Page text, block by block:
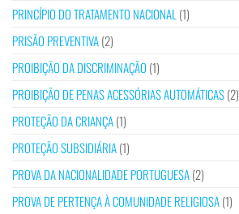
PRINCÍPIO DO TRATAMENTO NACIONAL (1)
PRISÃO PREVENTIVA(2)
PROIBIÇÃO DA DISCRIMINAÇÃO (1)
PROIBIÇÃO DE PENAS ACESSÓRIAS AUTOMÁTICAS(2)
PROTEÇÃO DA CRIANÇA(1)
PROTEÇÃO SUBSIDIÁRIA(1)
PROVA DA NACIONALIDADE PORTUGUESA(2)
PROVA DE PERTENÇA À COMUNIDADE RELIGIOSA(1)